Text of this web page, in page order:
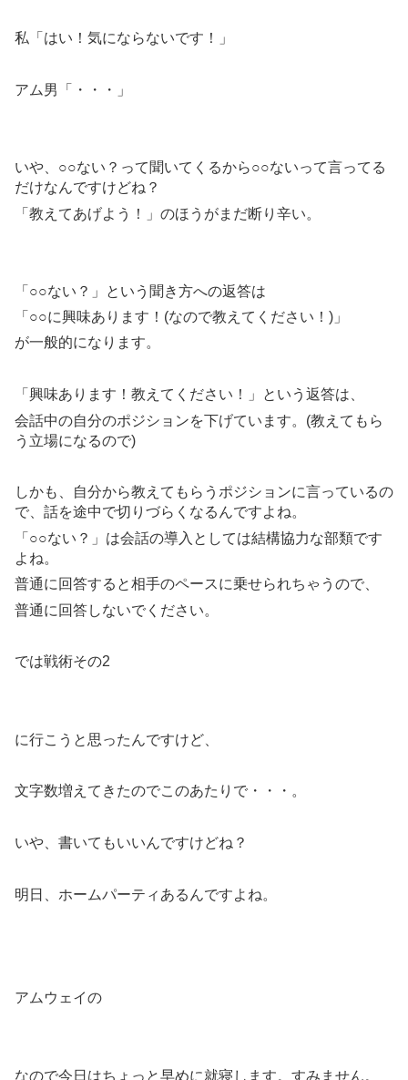
私「はい！気にならないです！」
アム男「・・・」
いや、○○ない？って聞いてくるから○○ないって言ってる
だけなんですけどね？
「教えてあげよう！」のほうがまだ断り辛い。
「○○ない？」という聞き方への返答は
「○○に興味あります！(なので教えてください！)」
が一般的になります。
「興味あります！教えてください！」という返答は、
会話中の自分のポジションを下げています。(教えてもら
う立場になるので)
しかも、自分から教えてもらうポジションに言っているの
で、話を途中で切りづらくなるんですよね。
「○○ない？」は会話の導入としては結構協力な部類です
よね。
普通に回答すると相手のペースに乗せられちゃうので、
普通に回答しないでください。
では戦術その2
に行こうと思ったんですけど、
文字数増えてきたのでこのあたりで・・・。
いや、書いてもいいんですけどね？
明日、ホームパーティあるんですよね。
アムウェイの
なので今日はちょっと早めに就寝します。すみません。